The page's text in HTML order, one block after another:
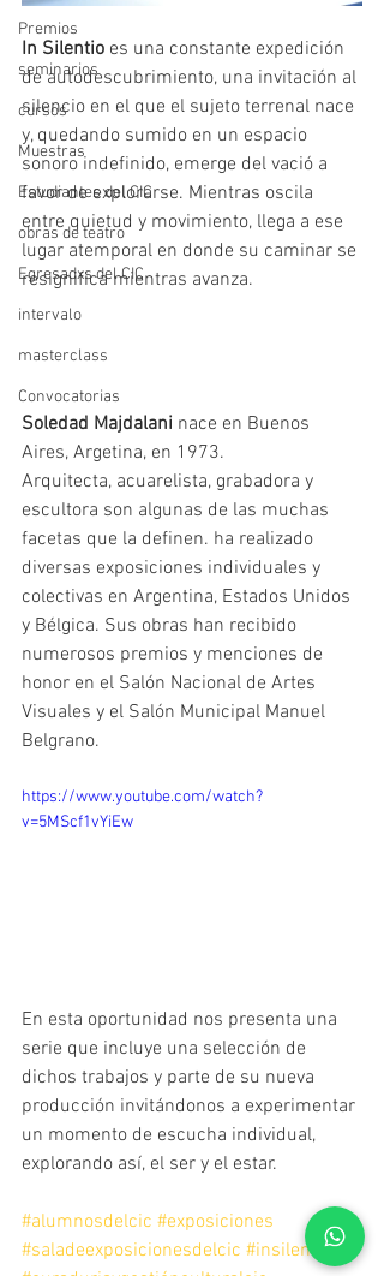
Premios
seminarios
cursos
Muestras
Estudiantes del CIC
obras de teatro
Egresadxs del CIC
intervalo
masterclass
Convocatorias
In Silentio es una constante expedición
de autodescubrimiento, una invitación al
silencio en el que el sujeto terrenal nace
y, quedando sumido en un espacio
sonoro indefinido, emerge del vació a
favor de explorarse. Mientras oscila
entre quietud y movimiento, llega a ese
lugar atemporal en donde su caminar se
resignifica mientras avanza.
Soledad Majdalani nace en Buenos
Aires, Argetina, en 1973.
Arquitecta, acuarelista, grabadora y
escultora son algunas de las muchas
facetas que la definen. ha realizado
diversas exposiciones individuales y
colectivas en Argentina, Estados Unidos
y Bélgica. Sus obras han recibido
numerosos premios y menciones de
honor en el Salón Nacional de Artes
Visuales y el Salón Municipal Manuel
Belgrano.
https://www.youtube.com/watch?
v=5MScf1vYiEw
En esta oportunidad nos presenta una
serie que incluye una selección de
dichos trabajos y parte de su nueva
producción invitándonos a experimentar
un momento de escucha individual,
explorando así, el ser y el estar.
#alumnosdelcic #exposiciones
#saladeexposicionesdelcic #insilentio